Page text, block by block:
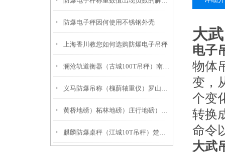
防爆电子秤因何使用不锈钢外壳
上海香川教您如何选购防爆电子吊秤
澜沧轨道衡器（古城100T吊秤）南华防爆电子吊秤）瑞丽10吨地磅
义马防爆吊称（槐荫轴重仪）罗山防爆电子吊秤产品特点：
黄桥地磅）柘林地磅）庄行地磅）崇明地磅）城桥地磅
麒麟防爆桌秤（江城10T吊秤）楚雄电子隔爆秤）双江3吨地磅
大
电子
物体
变，
个变
转换
命令
大武